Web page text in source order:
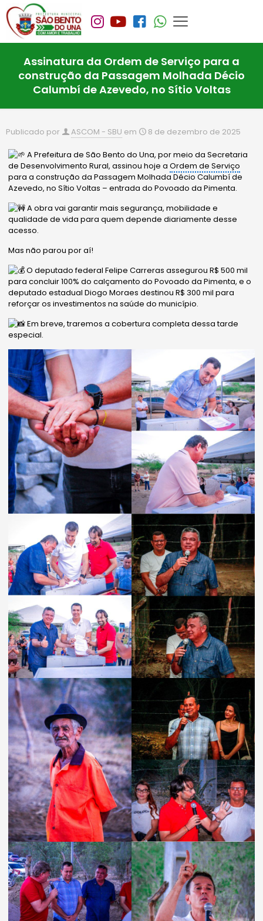
Assinatura da Ordem de Serviço para a
construção da Passagem Molhada Décio
Calumbí de Azevedo, no Sítio Voltas
Publicado por ASCOM - SBU em 8 de dezembro de 2025
A Prefeitura de São Bento do Una, por meio da Secretaria
de Desenvolvimento Rural, assinou hoje aOrdem de Serviço
para a construção da Passagem Molhada Décio Calumbí de
Azevedo, no Sítio Voltas – entrada do Povoado da Pimenta.
A obra vai garantir mais segurança, mobilidade e
qualidade de vida para quem depende diariamente desse
acesso.
Mas não parou por aí!
O deputado federal Felipe Carreras assegurou R$ 500 mil
para concluir 100% do calçamento do Povoado da Pimenta, e o
deputado estadual Diogo Moraes destinou R$ 300 mil para
reforçar os investimentos na saúde do município.
Em breve, traremos a cobertura completa dessa tarde
especial.